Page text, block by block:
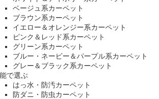
ベージュ系カーペット
ブラウン系カーペット
イエロー＆オレンジー系カーペット
ピンク＆レッド系カーペット
グリーン系カーペット
ブルー・ネービー＆パープル系カーペット
グレー＆ブラック系カーペット
で選ぶ
はっ水・防汚カーペット
防ダニ・防虫カーペット